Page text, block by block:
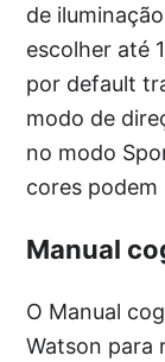
de
escolher até
por default
modo de
no modo
cores podem
Manual
O Manual
Watson para